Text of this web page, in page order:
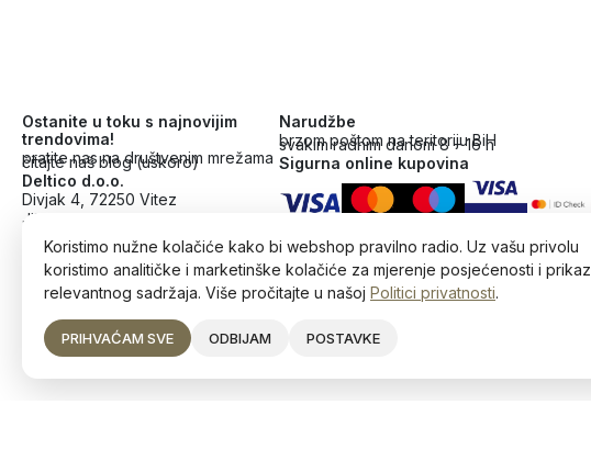
Ostanite u toku s najnovijim
trendovima!
pratite nas na društvenim mrežama
čitajte naš blog (uskoro)
Deltico d.o.o.
Divjak 4, 72250 Vitez
JIB: 236756760007
+387 63 226 354
Narudžbe
brzom poštom na teritoriju BiH
svakim radnim danom 8 – 16 h
Sigurna online kupovina
Koristimo nužne kolačiće kako bi webshop pravilno radio. Uz vašu privolu
koristimo analitičke i marketinške kolačiće za mjerenje posjećenosti i prikaz
relevantnog sadržaja. Više pročitajte u našoj Politici privatnosti.
PRIHVAĆAM SVE ODBIJAM POSTAVKE